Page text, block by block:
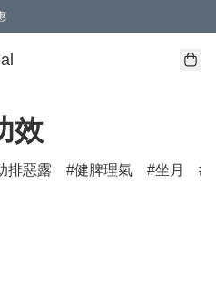
效
排惡露 健脾理氣 坐月